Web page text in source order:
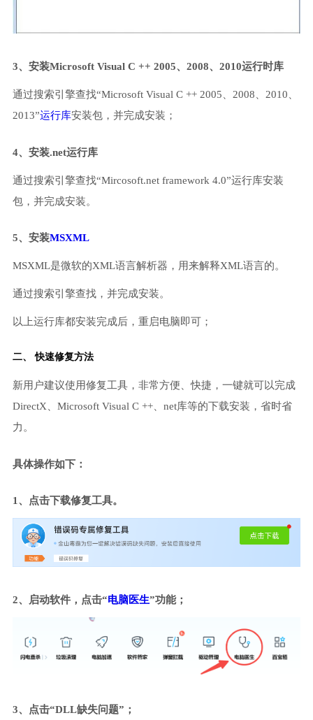
3、安装Microsoft Visual C ++ 2005、2008、2010运行时库
通过搜索引擎查找“Microsoft Visual C ++ 2005、2008、2010、
2013”运行库安装包，并完成安装；
4、安装.net运行库
通过搜索引擎查找“Mircosoft.net framework 4.0”运行库安装
包，并完成安装。
5、安装MSXML
MSXML是微软的XML语言解析器，用来解释XML语言的。
通过搜索引擎查找，并完成安装。
以上运行库都安装完成后，重启电脑即可；
二、 快速修复方法
新用户建议使用修复工具，非常方便、快捷，一键就可以完成
DirectX、Microsoft Visual C ++、net库等的下载安装，省时省
力。
具体操作如下：
1、点击下载修复工具。
2、启动软件，点击“电脑医生”功能；
3、点击“DLL缺失问题”；